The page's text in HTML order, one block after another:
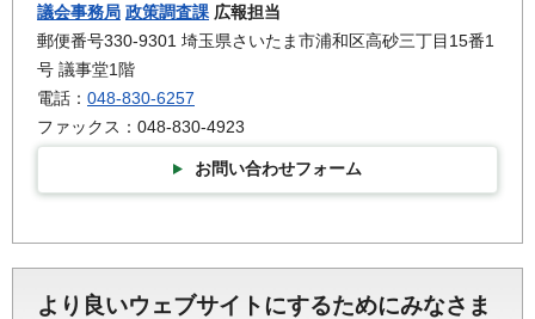
議会事務局 政策調査課 広報担当
郵便番号330-9301 埼玉県さいたま市浦和区高砂三丁目15番1
号 議事堂1階
電話： 048-830-6257
ファックス：048-830-4923
お問い合わせフォーム
より良いウェブサイトにするためにみなさま